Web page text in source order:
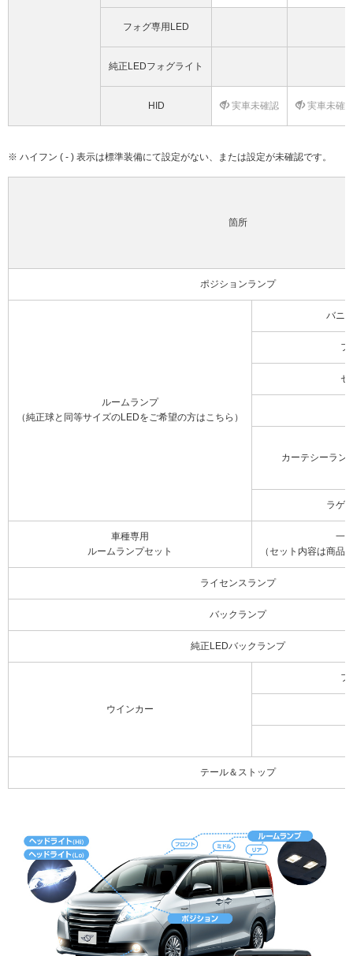
フォグ専用LED
純正LEDフォグライト
HID 実車未確認 実車未確
※ ハイフン ( - ) 表示は標準装備にて設定がない、または設定が未確認です。
箇所
ポジションランプ
ルームランプ
（純正球と同等サイズのLEDをご希望の方はこちら）
バニ
フ
セ
カーテシーラン
ラゲ
車種専用
ルームランプセット
一
（セット内容は商品
ライセンスランプ
バックランプ
純正LEDバックランプ
ウインカー
フ
テール＆ストップ